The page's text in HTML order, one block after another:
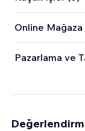
Online Mağaza
Pazarlama ve